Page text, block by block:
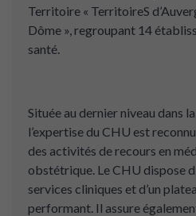
Territoire « TerritoireS
Dôme », regroupant 14
santé.
Située au dernier niveau dans
l’expertise du CHU est
des activités de recours en
obstétrique. Le CHU dispose
services cliniques et d’un
performant. Il assure